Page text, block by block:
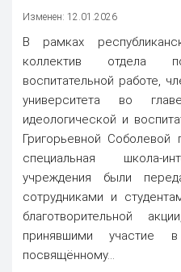
Изменен: 12.01.2026
В рамках
коллектив отдела
воспитательной работе,
университета во
идеологической и
Григорьевной Соболевой
специальная школа-
учреждения были
сотрудниками и
благотворительной
принявшими участие
посвящённому...